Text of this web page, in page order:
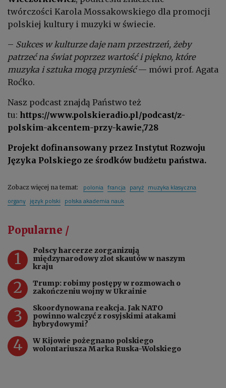
twórczości Karola Mossakowskiego dla promocji
polskiej kultury i muzyki w świecie.
– Sukces w kulturze daje nam przestrzeń, żeby
patrzeć na świat poprzez wartość i piękno, które
muzyka i sztuka mogą przynieść— mówi prof. Agata
Roćko.
Nasz podcast znajdą Państwo też
tu: https://www.polskieradio.pl/podcast/z-
polskim-akcentem-przy-kawie,728
Projekt dofinansowany przez Instytut Rozwoju
Języka Polskiego ze środków budżetu państwa.
Zobacz więcej na temat: polonia francja paryż muzyka klasyczna
organy język polski polska akademia nauk
Popularne /
1
Polscy harcerze zorganizują
międzynarodowy zlot skautów w naszym
kraju
2
Trump: robimy postępy w rozmowach o
zakończeniu wojny w Ukrainie
3
Skoordynowana reakcja. Jak NATO
powinno walczyć z rosyjskimi atakami
hybrydowymi?
4
W Kijowie pożegnano polskiego
wolontariusza Marka Ruska-Wolskiego